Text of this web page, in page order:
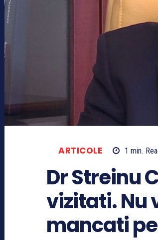
ARTICOLE 1 min.
Dr Streinu
vizitati. Nu
mancati